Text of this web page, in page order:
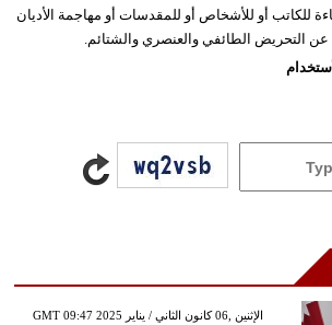
للكاتب أو للأشخاص أو للمقدسات أو مهاجمة الأديان
عن التحريض الطائفي والعنصري والشتائم.
GMT 09:47 2025 الإثنين ,06 كانون الثاني / يناير